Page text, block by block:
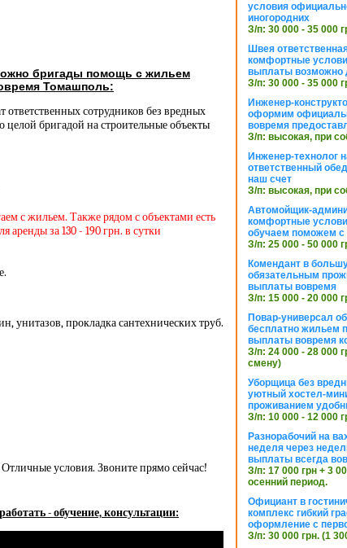
бригады помощь с жильем
Томашполь:
ответственных сотрудников без вредных
бригадой на строительные объекты
с жильем. Также рядом с объектами есть
аренды за 130 - 190 грн. в сутки
унитазов, прокладка сантехнических труб.
условия. Звоните прямо сейчас!
- обучение, консультации:
условия
иногородних
З/п: 30 000 - 35 000
Швея
комфортные
выплаты возможно
З/п: 30 000 - 35 000
Инженер-
оформим
вовремя
З/п: высокая, при
Инженер-технолог
ответственный
наш счет
З/п: высокая, при
Автомойщик-
комфортные
обучаем поможем с
З/п: 25 000 - 50 000
Комендант в
обязательным
выплаты вовремя
З/п: 15 000 - 20 000
Повар-универсал
бесплатно жильем
выплаты вовремя
З/п: 24 000 - 28 000
смену)
Уборщица без
уютный хостел-
проживанием
З/п: 10 000 - 12 000
Разнорабочий на
неделя через
выплаты всегда
З/п: 17 000 грн + 3
осенний период.
Официант в
комплекс гибкий
оформление с
З/п: 30 000 грн. (1